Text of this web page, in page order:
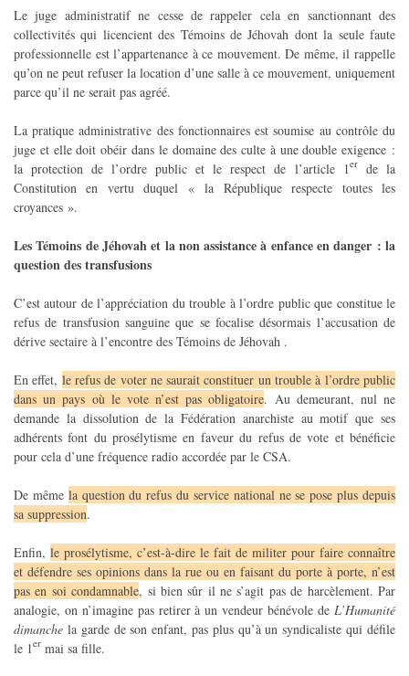
Le juge administratif ne cesse de rappeler cela en sanctionnant des
collectivités qui licencient des Témoins de Jéhovah dont la seule faute
professionnelle est l’appartenance à ce mouvement. De même, il rappelle
qu’on ne peut refuser la location d’une salle à ce mouvement, uniquement
parce qu’il ne serait pas agréé.
La pratique administrative des fonctionnaires est soumise au contrôle du
juge et elle doit obéir dans le domaine des culte à une double exigence :
la protection de l’ordre public et le respect de l’article 1erde la
Constitution en vertu duquel « la République respecte toutes les
croyances ».
Les Témoins de Jéhovah et la non assistance à enfance en danger : la
question des transfusions
C’est autour de l’appréciation du trouble à l’ordre public que constitue le
refus de transfusion sanguine que se focalise désormais l’accusation de
dérive sectaire à l’encontre des Témoins de Jéhovah .
En effet, le refus de voter ne saurait constituer un trouble à l’ordre public
dans un pays où le vote n’est pas obligatoire. Au demeurant, nul ne
demande la dissolution de la Fédération anarchiste au motif que ses
adhérents font du prosélytisme en faveur du refus de vote et bénéficie
pour cela d’une fréquence radio accordée par le CSA.
De même la question du refus du service national ne se pose plus depuis
sa suppression.
Enfin, le prosélytisme, c’est-à-dire le fait de militer pour faire connaître
et défendre ses opinions dans la rue ou en faisant du porte à porte, n’est
pas en soi condamnable, si bien sûr il ne s’agit pas de harcèlement. Par
analogie, on n’imagine pas retirer à un vendeur bénévole de L’Humanité
dimanche la garde de son enfant, pas plus qu’à un syndicaliste qui défile
le 1er mai sa fille.